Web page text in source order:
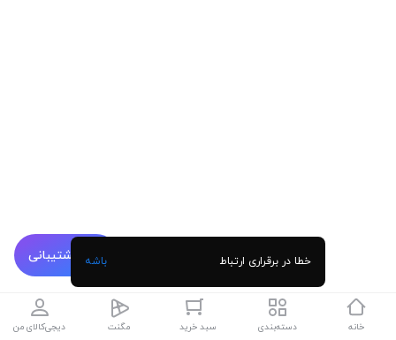
پشتیبانی
خانه دسته‌بندی سبد خرید مگنت دیجی‌کالای من
خطا در برقراری ارتباط باشه